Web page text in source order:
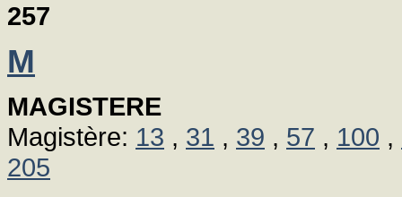
257
M
MAGISTERE
Magistère: 13 , 31 , 39 , 57 , 100 ,
205